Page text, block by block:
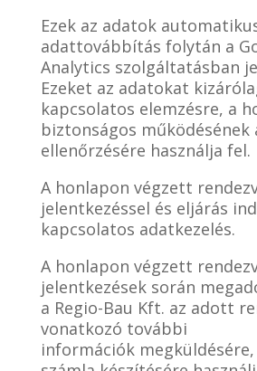
Ezek az adatok
adattovábbítás folytán a
Analytics szolgáltatásban
Ezeket az adatokat
kapcsolatos elemzésre, a
biztonságos működésének
ellenőrzésére használja fel.
A honlapon végzett
jelentkezéssel és eljárás
kapcsolatos adatkezelés.
A honlapon végzett
jelentkezések során
a Regio-Bau Kft. az adott
vonatkozó további
információk